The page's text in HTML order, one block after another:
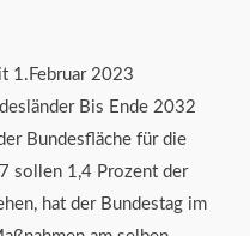
1.Februar 2023
Bis Ende 2032
Bundesfläche für die
sollen 1,4 Prozent der
hat der Bundestag im